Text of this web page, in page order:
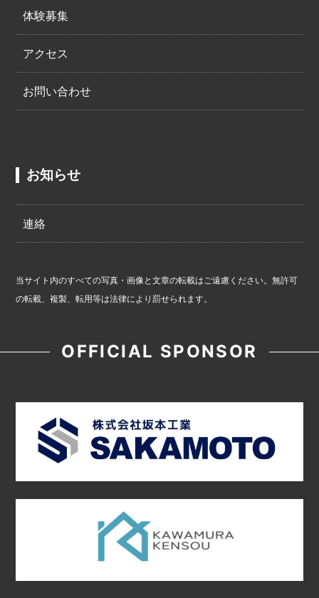
体験募集
アクセス
お問い合わせ
お知らせ
連絡
当サイト内のすべての写真・画像と文章の転載はご遠慮ください。無許可
の転載、複製、転用等は法律により罰せられます。
OFFICIAL SPONSOR